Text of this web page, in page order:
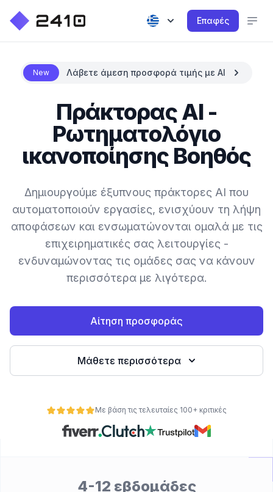
Επαφές
New Λάβετε άμεση προσφορά τιμής με AI
Πράκτορας AI -
Ρωτηματολόγιο
ικανοποίησης Βοηθός
Δημιουργούμε έξυπνους πράκτορες AI που
αυτοματοποιούν εργασίες, ενισχύουν τη λήψη
αποφάσεων και ενσωματώνονται ομαλά με τις
επιχειρηματικές σας λειτουργίες -
ενδυναμώνοντας τις ομάδες σας να κάνουν
περισσότερα με λιγότερα.
Αίτηση προσφοράς
Μάθετε περισσότερα
Με βάση τις τελευταίες 100+ κριτικές
4-12 εβδομάδες